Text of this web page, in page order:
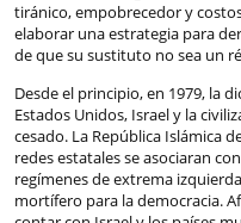
tiránico, empobrecedor y
elaborar una estrategia para
de que su sustituto no sea un
Desde el principio, en 1979, la
Estados Unidos, Israel y la
cesado. La República Islámica
redes estatales se asociaran
regímenes de extrema
mortífero para la democracia.